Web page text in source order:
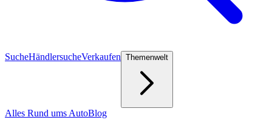
SucheHändlersucheVerkaufen Themenwelt
Alles Rund ums AutoBlog